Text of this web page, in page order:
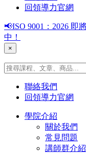
回領導力官網
📢ISO 9001：2026 即
中！
×
聯絡我們
回領導力官網
學院介紹
關於我們
常見問題
講師群介紹